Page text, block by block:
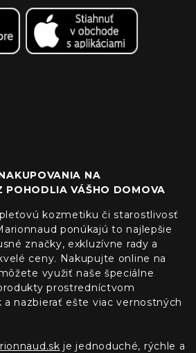
NA
POHODLIA VÁŠHO DOMOVA
kozmetiku či starostlivosť
ponúkajú to najlepšie
značky, exkluzívne rady a
ceny. Nakupujte online na
využiť naše špeciálne
prostredníctvom
nazbierať ešte viac vernostných
je jednoduché, rýchle a